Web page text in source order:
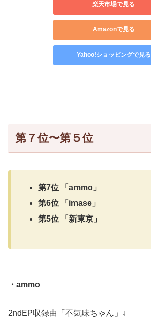
楽天市場で見る
Amazonで見る
Yahoo!ショッピングで見る
第７位〜第５位
第7位 「ammo」
第6位 「imase」
第5位 「新東京」
・ammo
2ndEP収録曲「不気味ちゃん」↓